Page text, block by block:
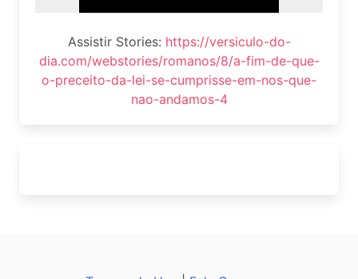
Assistir Stories: https://versiculo-do-
dia.com/webstories/romanos/8/a-fim-de-que-
o-preceito-da-lei-se-cumprisse-em-nos-que-
nao-andamos-4